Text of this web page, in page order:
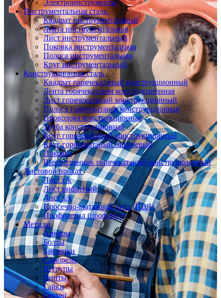
Электроинструменты
Инструментальная сталь
Квадрат инструментальный
Лента инструментальная
Лист инструментальный
Поковка инструментальная
Полоса инструментальная
Круг инструментальный
Конструкционная сталь
Квадрат горячекатаный конструкционный
Лента горячекатаная конструкционная
Лист горячекатаный конструкционный
Полоса горячекатаная конструкционная
Проволока конструкционная
Труба конструкционная
Круг горячекатаный конструкционный
Круг горячекатаный никелевый
Поковка
Шестигранник горячекатаный конструкционный
Листовой прокат
Лист г/к
Лист рифленый
Лист х/к
Просечно-вытяжной лист (ПВЛ)
Профнастил (профлист)
Метизы
Анкеры
Болты
Заклепки
Саморезы
Шурупы
Винты
Гайки
Гвозди